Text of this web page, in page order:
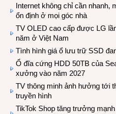
Internet không chỉ cần nhanh,
ổn định ở mọi góc nhà
TV OLED cao cấp được LG
năm ở Việt Nam
Tình hình giá ổ lưu trữ SSD
Ổ đĩa cứng HDD 50TB của
xưởng vào năm 2027
TV thông minh ảnh hưởng tới
truyền hình
TikTok Shop tăng trưởng